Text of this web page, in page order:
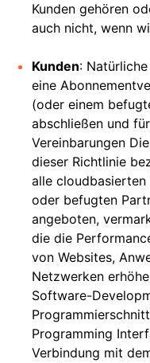
Kunden gehören
auch nicht, wenn
Kunden:
eine
(oder einem
abschließen und
Vereinbarungen
dieser Richtlinie
alle
oder befugten
angeboten,
die die
von Websites,
Netzwerken
Software-
Programming
Verbindung mit